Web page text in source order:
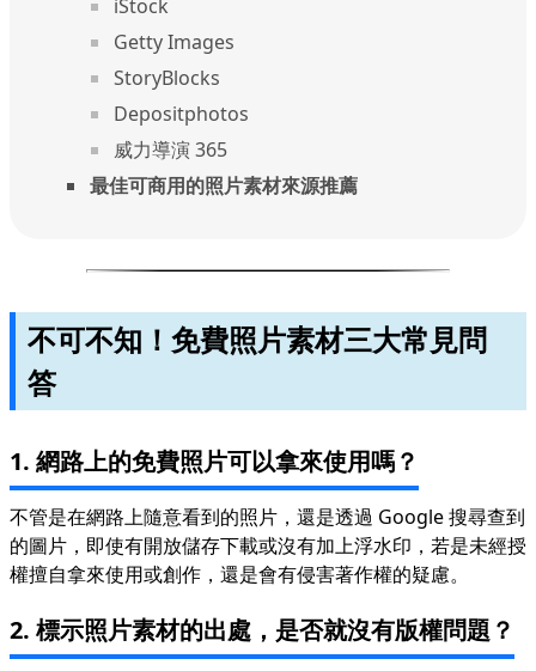
iStock
Getty Images
StoryBlocks
Depositphotos
威力導演 365
最佳可商用的照片素材來源推薦
不可不知！免費照片素材三大常見問
答
1. 網路上的免費照片可以拿來使用嗎？
不管是在網路上隨意看到的照片，還是透過 Google 搜尋查到
的圖片，即使有開放儲存下載或沒有加上浮水印，若是未經授
權擅自拿來使用或創作，還是會有侵害著作權的疑慮。
2. 標示照片素材的出處，是否就沒有版權問題？